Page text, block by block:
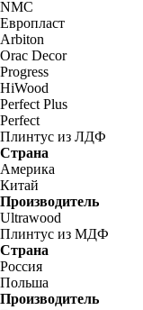
NMC
Европласт
Arbiton
Orac Decor
Progress
HiWood
Perfect Plus
Perfect
Плинтус из ЛДФ
Страна
Америка
Китай
Производитель
Ultrawood
Плинтус из МДФ
Страна
Россия
Польша
Производитель